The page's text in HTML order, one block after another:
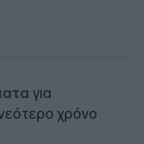
για
χρόνο